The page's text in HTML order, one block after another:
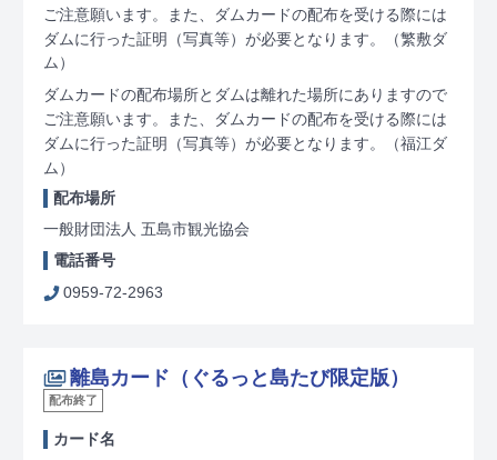
ご注意願います。また、ダムカードの配布を受ける際には
ダムに行った証明（写真等）が必要となります。
（繁敷ダ
ム）
ダムカードの配布場所とダムは離れた場所にありますので
ご注意願います。また、ダムカードの配布を受ける際には
ダムに行った証明（写真等）が必要となります。
（福江ダ
ム）
配布場所
一般財団法人 五島市観光協会
電話番号
0959-72-2963
離島カード（ぐるっと島たび限定版）
配布終了
カード名